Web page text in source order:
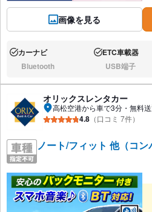
画像を見る
あり:カーナビ あり:ETC車載器
なし:Bluetooth なし:USB端子
オリックスレンタカー
高松空港から車で3分・無料
4.8 （口コミ 7件）
ノート/フィット 他（コン